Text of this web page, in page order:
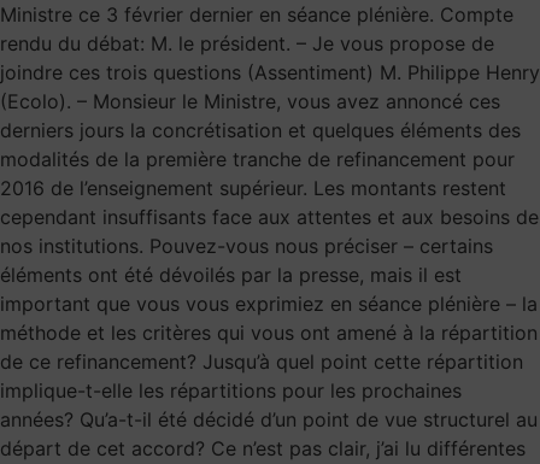
Ministre ce 3 février dernier en séance plénière. Compte
rendu du débat: M. le président. – Je vous propose de
joindre ces trois questions (Assentiment) M. Philippe Henry
(Ecolo). – Monsieur le Ministre, vous avez annoncé ces
derniers jours la concrétisation et quelques éléments des
modalités de la première tranche de refinancement pour
2016 de l’enseignement supérieur. Les montants restent
cependant insuffisants face aux attentes et aux besoins de
nos institutions. Pouvez-vous nous préciser – certains
éléments ont été dévoilés par la presse, mais il est
important que vous vous exprimiez en séance plénière – la
méthode et les critères qui vous ont amené à la répartition
de ce refinancement? Jusqu’à quel point cette répartition
implique-t-elle les répartitions pour les prochaines
années? Qu’a-t-il été décidé d’un point de vue structurel au
départ de cet accord? Ce n’est pas clair, j’ai lu différentes